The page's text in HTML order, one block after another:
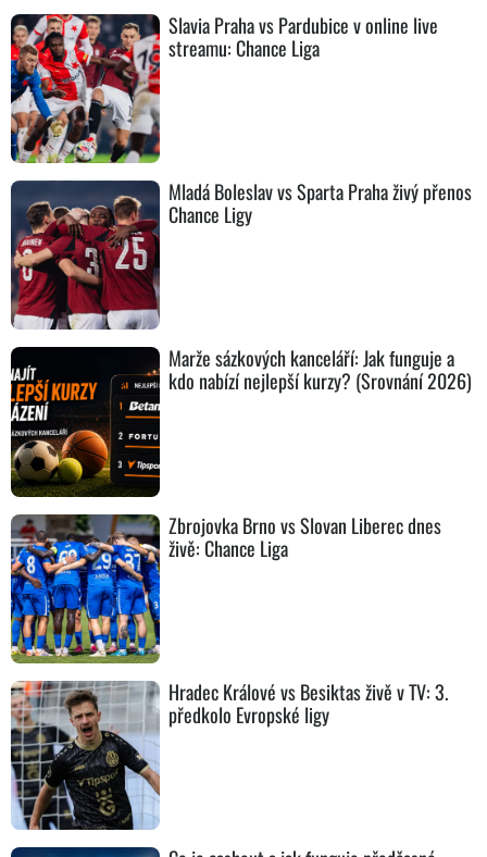
Slavia Praha vs Pardubice v online live
streamu: Chance Liga
Mladá Boleslav vs Sparta Praha živý přenos
Chance Ligy
Marže sázkových kanceláří: Jak funguje a
kdo nabízí nejlepší kurzy? (Srovnání 2026)
Zbrojovka Brno vs Slovan Liberec dnes
živě: Chance Liga
Hradec Králové vs Besiktas živě v TV: 3.
předkolo Evropské ligy